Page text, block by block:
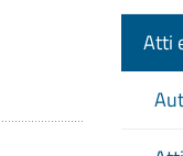
Atti